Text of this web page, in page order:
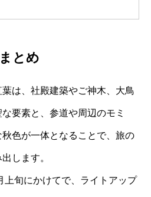
まとめ
は、社殿建築やご神木、大鳥
要素と、参道や周辺のモミ
色が一体となることで、旅の
します。
上旬にかけてで、ライトアップ